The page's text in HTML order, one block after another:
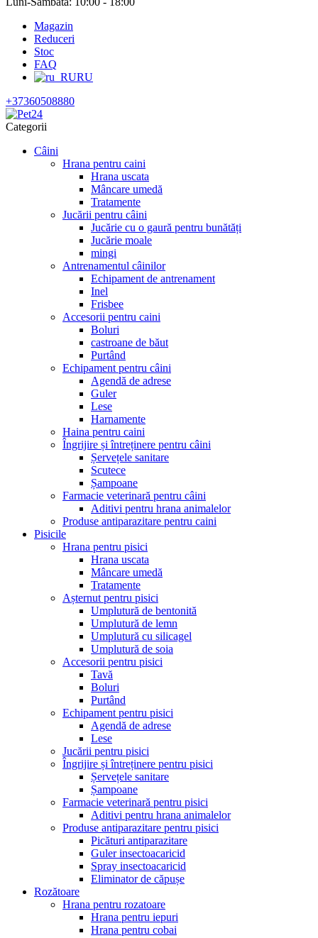
Magazin
Reduceri
Stoc
FAQ
RU
+37360508880
Categorii
Câini
Hrana pentru caini
Hrana uscata
Mâncare umedă
Tratamente
Jucării pentru câini
Jucărie cu o gaură pentru bunătăți
Jucărie moale
mingi
Antrenamentul câinilor
Echipament de antrenament
Inel
Frisbee
Accesorii pentru caini
Boluri
castroane de băut
Purtând
Echipament pentru câini
Agendă de adrese
Guler
Lese
Harnamente
Haina pentru caini
Îngrijire și întreținere pentru câini
Șervețele sanitare
Scutece
Șampoane
Farmacie veterinară pentru câini
Aditivi pentru hrana animalelor
Produse antiparazitare pentru caini
Pisicile
Hrana pentru pisici
Hrana uscata
Mâncare umedă
Tratamente
Așternut pentru pisici
Umplutură de bentonită
Umplutură de lemn
Umplutură cu silicagel
Umplutură de soia
Accesorii pentru pisici
Tavă
Boluri
Purtând
Echipament pentru pisici
Agendă de adrese
Lese
Jucării pentru pisici
Îngrijire și întreținere pentru pisici
Șervețele sanitare
Șampoane
Farmacie veterinară pentru pisici
Aditivi pentru hrana animalelor
Produse antiparazitare pentru pisici
Picături antiparazitare
Guler insectoacaricid
Spray insectoacaricid
Eliminator de căpușe
Rozătoare
Hrana pentru rozatoare
Hrana pentru iepuri
Hrana pentru cobai